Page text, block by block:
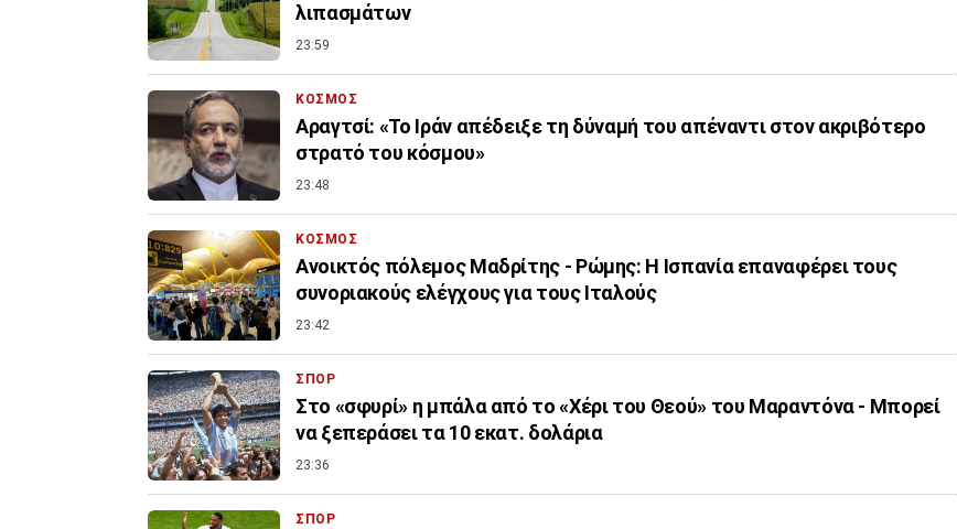
λιπασμάτων
23:59
ΚΟΣΜΟΣ
Αραγτσί: «Το Ιράν απέδειξε τη δύναμή του απέναντι στον ακριβότερο
στρατό του κόσμου»
23:48
ΚΟΣΜΟΣ
Ανοικτός πόλεμος Μαδρίτης - Ρώμης: Η Ισπανία επαναφέρει τους
συνοριακούς ελέγχους για τους Ιταλούς
23:42
ΣΠΟΡ
Στο «σφυρί» η μπάλα από το «Χέρι του Θεού» του Μαραντόνα - Μπορεί
να ξεπεράσει τα 10 εκατ. δολάρια
23:36
ΣΠΟΡ